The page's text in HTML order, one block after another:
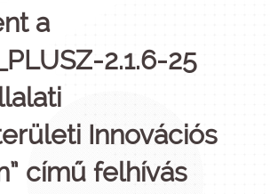
a
2.1.6-25
Innovációs
című felhívás